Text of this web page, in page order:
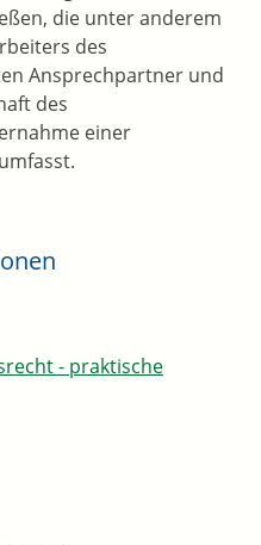
die unter anderem
des
Ansprechpartner und
des
einer
- praktische